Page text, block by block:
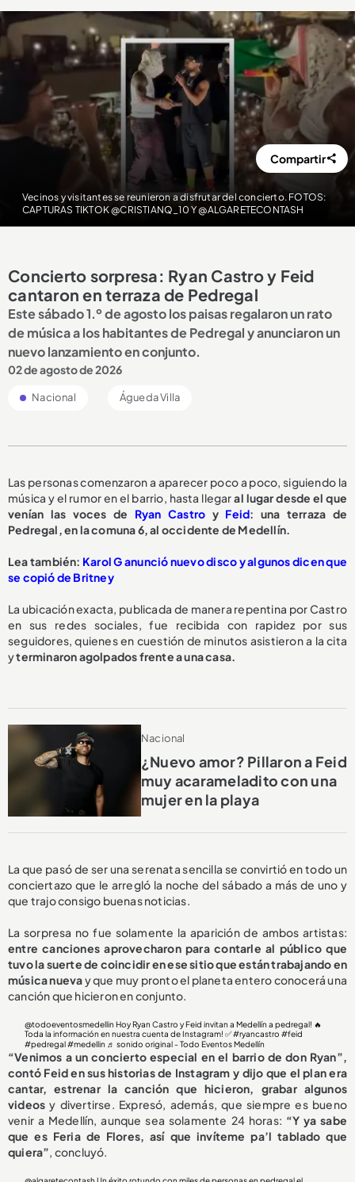
Vecinos y visitantes se reunieron a disfrutar del concierto. FOTOS:
CAPTURAS TIKTOK @CRISTIANQ_10 Y @ALGARETECONTASH
Compartir
Concierto sorpresa: Ryan Castro y Feid
cantaron en terraza de Pedregal
Este sábado 1.º de agosto los paisas regalaron un rato
de música a los habitantes de Pedregal y anunciaron un
nuevo lanzamiento en conjunto.
02 de agosto de 2026
Nacional Águeda Villa
Las personas comenzaron a aparecer poco a poco, siguiendo la
música y el rumor en el barrio, hasta llegaral lugar desde el que
venían las voces de Ryan Castro y Feid: una terraza de
Pedregal, en la comuna 6, al occidente de Medellín.
Lea también: Karol G anunció nuevo disco y algunos dicen que
se copió de Britney
La ubicación exacta, publicada de manera repentina por Castro
en sus redes sociales, fue recibida con rapidez por sus
seguidores, quienes en cuestión de minutos asistieron a la cita
yterminaron agolpados frente a una casa.
Nacional
¿Nuevo amor? Pillaron a Feid
muy acarameladito con una
mujer en la playa
La que pasó de ser una serenata sencilla se convirtió en todo un
conciertazo que le arregló la noche del sábado a más de uno y
que trajo consigo buenas noticias.
La sorpresa no fue solamente la aparición de ambos artistas:
entre canciones aprovecharon para contarle al público que
tuvo la suerte de coincidir en ese sitio que están trabajando en
música nuevay que muy pronto el planeta entero conocerá una
canción que hicieron en conjunto.
@todoeventosmedellin Hoy Ryan Castro y Feid invitan a Medellín a pedregal! 🔥
Toda la información en nuestra cuenta de Instagram! ✅#ryancastro #feid
#pedregal #medellin ♬ sonido original - Todo Eventos Medellín
“Venimos a un concierto especial en el barrio de don Ryan”,
contó Feid en sus historias de Instagram y dijo que el plan era
cantar, estrenar la canción que hicieron, grabar algunos
videos y divertirse. Expresó, además, que siempre es bueno
venir a Medellín, aunque sea solamente 24 horas: “Y ya sabe
que es Feria de Flores, así que invíteme pa’l tablado que
quiera”, concluyó.